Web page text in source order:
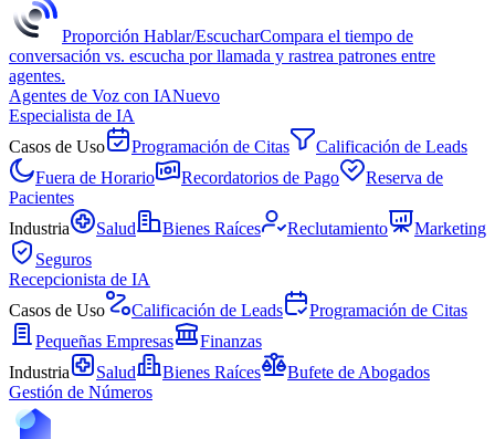
Proporción Hablar/EscucharCompara el tiempo de
conversación vs. escucha por llamada y rastrea patrones entre
agentes.
Agentes de Voz con IANuevo
Especialista de IA
Casos de Uso
Programación de Citas
Calificación de Leads
Fuera de Horario
Recordatorios de Pago
Reserva de
Pacientes
Industria
Salud Bienes Raíces Reclutamiento
Marketing
Seguros
Recepcionista de IA
Casos de Uso
Calificación de Leads
Programación de Citas
Pequeñas Empresas
Finanzas
Industria
Salud Bienes Raíces
Bufete de Abogados
Gestión de Números